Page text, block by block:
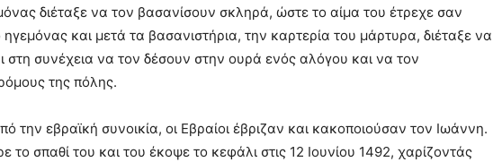
διέταξε να τον βασανίσουν σκληρά, ώστε το αίμα του έτρεχε σαν
και μετά τα βασανιστήρια, την καρτερία του μάρτυρα, διέταξε να
στη συνέχεια να τον δέσουν στην ουρά ενός αλόγου και να τον
της πόλης.
την εβραϊκή συνοικία, οι Εβραίοι έβριζαν και κακοποιούσαν τον Ιωάννη.
το σπαθί του και του έκοψε το κεφάλι στις 12 Ιουνίου 1492, χαρίζοντάς